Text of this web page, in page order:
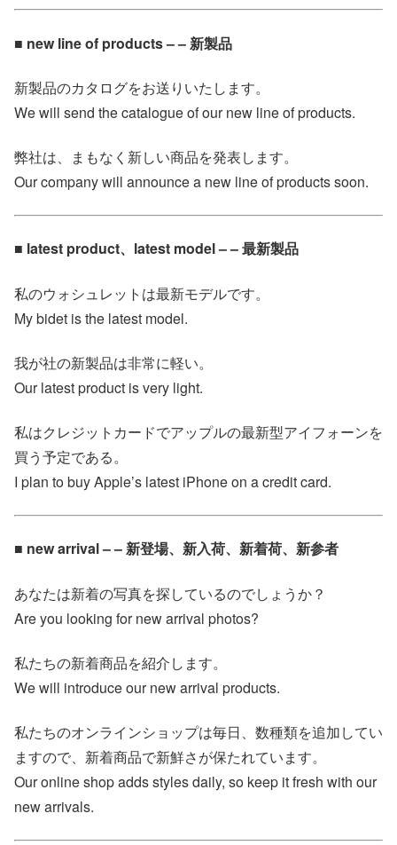
■ new line of products – – 新製品
新製品のカタログをお送りいたします。
We will send the catalogue of our new line of products.
弊社は、まもなく新しい商品を発表します。
Our company will announce a new line of products soon.
■ latest product、latest model – – 最新製品
私のウォシュレットは最新モデルです。
My bidet is the latest model.
我が社の新製品は非常に軽い。
Our latest product is very light.
私はクレジットカードでアップルの最新型アイフォーンを
買う予定である。
I plan to buy Apple’s latest iPhone on a credit card.
■ new arrival – – 新登場、新入荷、新着荷、新参者
あなたは新着の写真を探しているのでしょうか？
Are you looking for new arrival photos?
私たちの新着商品を紹介します。
We will introduce our new arrival products.
私たちのオンラインショップは毎日、数種類を追加してい
ますので、新着商品で新鮮さが保たれています。
Our online shop adds styles daily, so keep it fresh with our
new arrivals.